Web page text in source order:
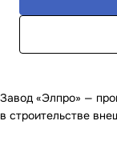
Завод «Элпро» —
в строительстве